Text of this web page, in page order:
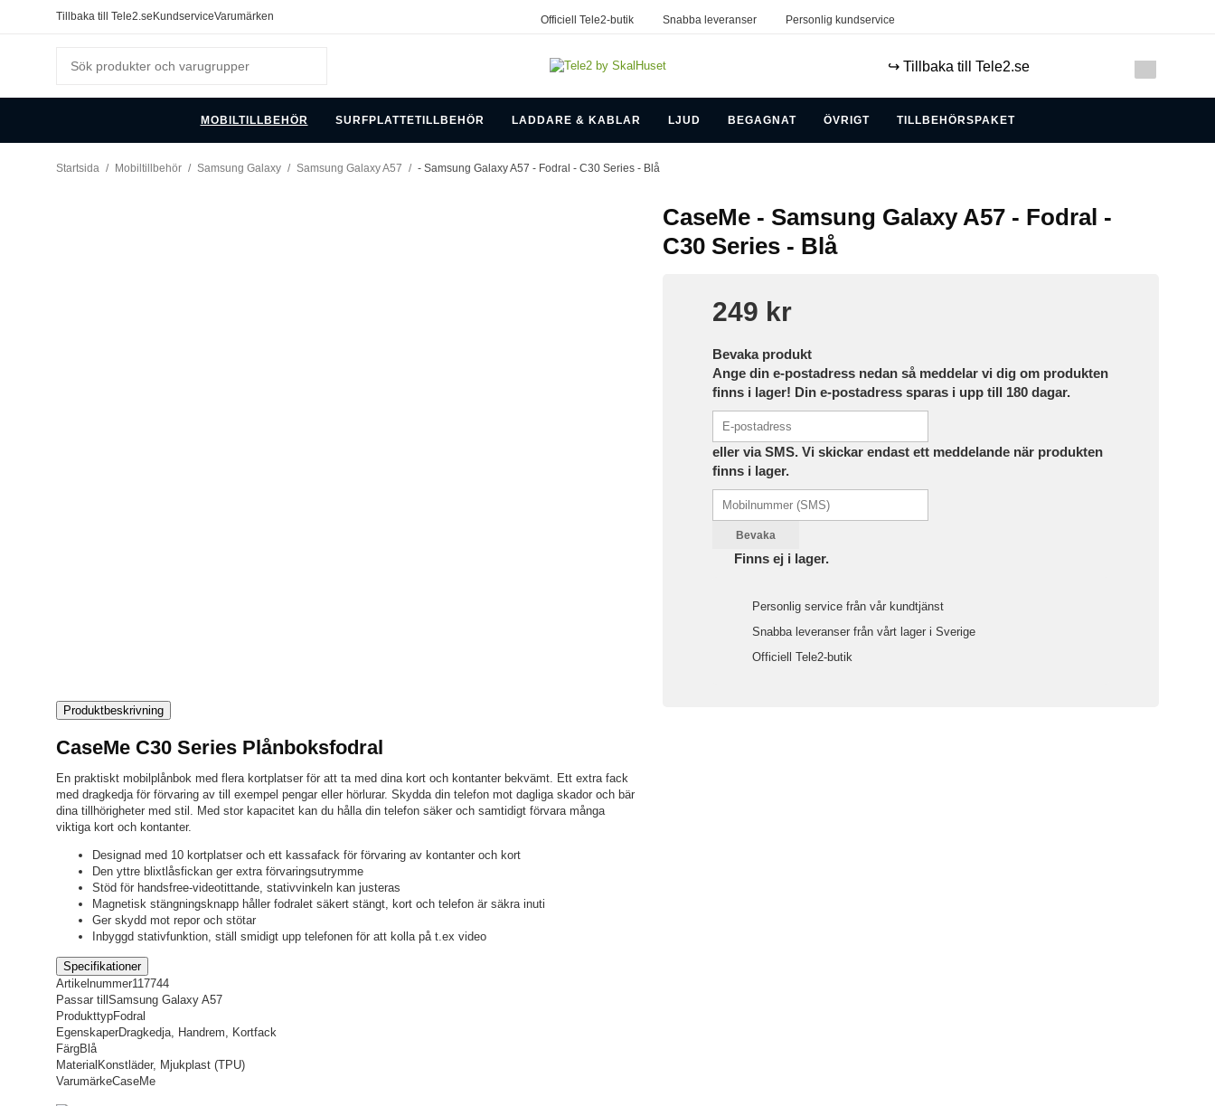
Tillbaka till Tele2.se KundserviceVarumärken Officiell Tele2-butik Snabba leveranser Personlig kundservice
↪️ Tillbaka till Tele2.se
MOBILTILLBEHÖR SURFPLATTETILLBEHÖR LADDARE & KABLAR LJUD BEGAGNAT ÖVRIGT TILLBEHÖRSPAKET
Startsida / Mobiltillbehör / Samsung Galaxy / Samsung Galaxy A57 / - Samsung Galaxy A57 - Fodral - C30 Series - Blå
CaseMe - Samsung Galaxy A57 - Fodral -
C30 Series - Blå
249 kr
Bevaka produkt
Ange din e-postadress nedan så meddelar vi dig om produkten
finns i lager! Din e-postadress sparas i upp till 180 dagar.
eller via SMS. Vi skickar endast ett meddelande när produkten
finns i lager.
Bevaka
Finns ej i lager.
Personlig service från vår kundtjänst
Snabba leveranser från vårt lager i Sverige
Officiell Tele2-butik
Produktbeskrivning
CaseMe C30 Series Plånboksfodral
En praktiskt mobilplånbok med flera kortplatser för att ta med dina kort och kontanter bekvämt. Ett extra fack
med dragkedja för förvaring av till exempel pengar eller hörlurar. Skydda din telefon mot dagliga skador och bär
dina tillhörigheter med stil. Med stor kapacitet kan du hålla din telefon säker och samtidigt förvara många
viktiga kort och kontanter.
Designad med 10 kortplatser och ett kassafack för förvaring av kontanter och kort
Den yttre blixtlåsfickan ger extra förvaringsutrymme
Stöd för handsfree-videotittande, stativvinkeln kan justeras
Magnetisk stängningsknapp håller fodralet säkert stängt, kort och telefon är säkra inuti
Ger skydd mot repor och stötar
Inbyggd stativfunktion, ställ smidigt upp telefonen för att kolla på t.ex video
Specifikationer
Artikelnummer117744
Passar till Samsung Galaxy A57
ProdukttypFodral
EgenskaperDragkedja, Handrem, Kortfack
FärgBlå
Material Konstläder, Mjukplast (TPU)
VarumärkeCaseMe